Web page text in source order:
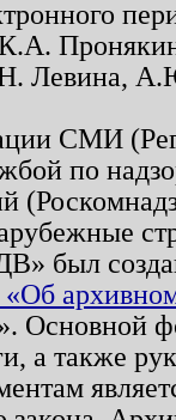
К.А.
Левина,
СМИ
по
был
Основной
а также